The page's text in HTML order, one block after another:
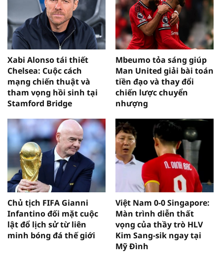
Xabi Alonso tái thiết
Chelsea: Cuộc cách
mạng chiến thuật và
tham vọng hồi sinh tại
Stamford Bridge
Mbeumo tỏa sáng giúp
Man United giải bài toán
tiền đạo và thay đổi
chiến lược chuyển
nhượng
Chủ tịch FIFA Gianni
Infantino đối mặt cuộc
lật đổ lịch sử từ liên
minh bóng đá thế giới
Việt Nam 0-0 Singapore:
Màn trình diễn thất
vọng của thầy trò HLV
Kim Sang-sik ngay tại
Mỹ Đình